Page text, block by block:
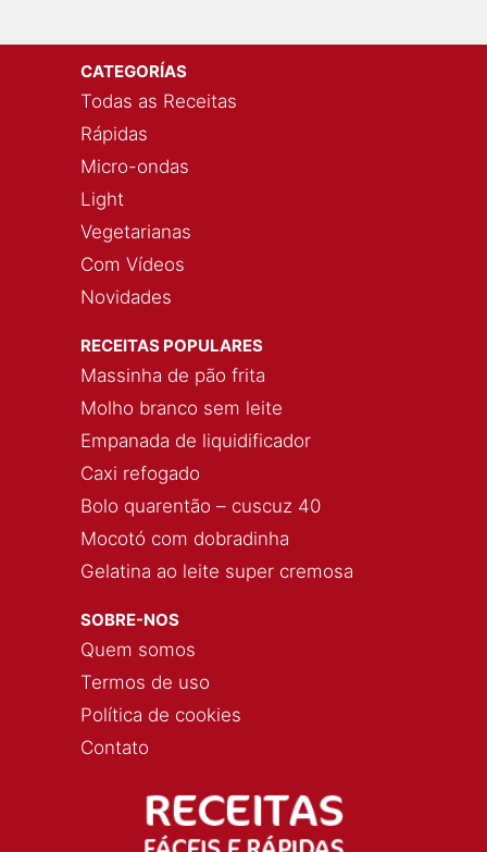
CATEGORÍAS
Todas as Receitas
Rápidas
Micro-ondas
Light
Vegetarianas
Com Vídeos
Novidades
RECEITAS POPULARES
Massinha de pão frita
Molho branco sem leite
Empanada de liquidificador
Caxi refogado
Bolo quarentão – cuscuz 40
Mocotó com dobradinha
Gelatina ao leite super cremosa
SOBRE-NOS
Quem somos
Termos de uso
Política de cookies
Contato